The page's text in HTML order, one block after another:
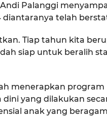
Palanggi
diantaranya telah
Tiap tahun kita
siap untuk beralih
menerapkan
dini yang dilakukan
anak yang